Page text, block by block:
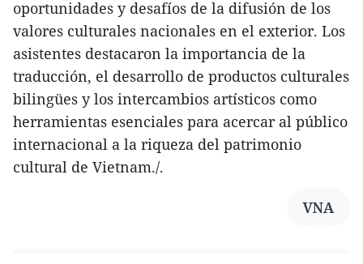
oportunidades y desafíos de la difusión de los
valores culturales nacionales en el exterior. Los
asistentes destacaron la importancia de la
traducción, el desarrollo de productos culturales
bilingües y los intercambios artísticos como
herramientas esenciales para acercar al público
internacional a la riqueza del patrimonio
cultural de Vietnam./.
VNA